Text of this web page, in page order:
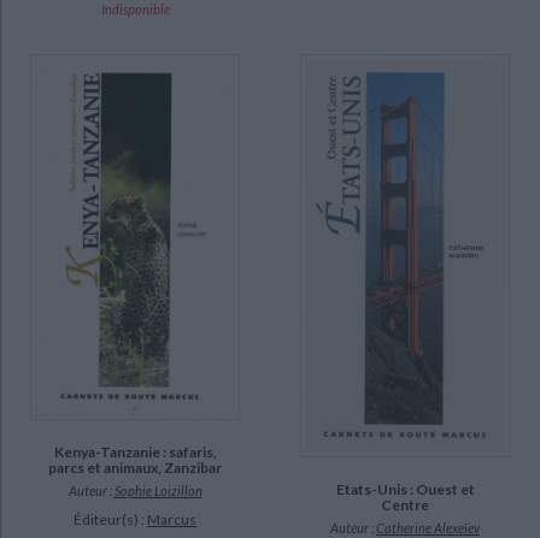
Indisponible
Kenya-Tanzanie : safaris,
parcs et animaux, Zanzibar
Auteur : Sophie Loizillon
Éditeur(s) : Marcus
Etats-Unis : Ouest et
Centre
Auteur : Catherine Alexeïev